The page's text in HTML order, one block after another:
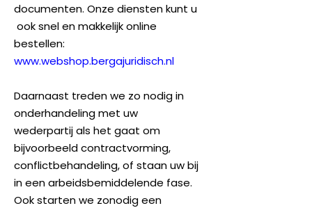
documenten. Onze diensten kunt u
ook snel en makkelijk online
bestellen:
www.webshop.bergajuridisch.nl
Daarnaast treden we zo nodig in
onderhandeling met uw
wederpartij als het gaat om
bijvoorbeeld contractvorming,
conflictbehandeling, of staan uw bij
in een arbeidsbemiddelende fase.
Ook starten we zonodig een